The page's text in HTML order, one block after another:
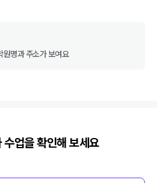
원명과 주소가 보여요
수업을 확인해 보세요